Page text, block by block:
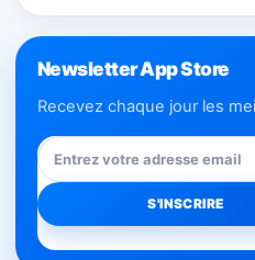
Newsletter App Store
Recevez chaque jour les